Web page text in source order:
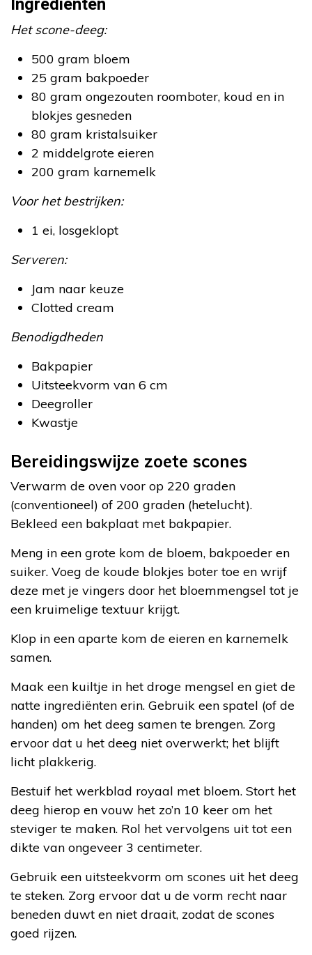
Het scone-deeg:
500 gram bloem
25 gram bakpoeder
80 gram ongezouten roomboter, koud en in
blokjes gesneden
80 gram kristalsuiker
2 middelgrote eieren
200 gram karnemelk
Voor het bestrijken:
1 ei, losgeklopt
Serveren:
Jam naar keuze
Clotted cream
Benodigdheden
Bakpapier
Uitsteekvorm van 6 cm
Deegroller
Kwastje
Bereidingswijze zoete scones
Verwarm de oven voor op 220 graden
(conventioneel) of 200 graden (hetelucht).
Bekleed een bakplaat met bakpapier.
Meng in een grote kom de bloem, bakpoeder en
suiker. Voeg de koude blokjes boter toe en wrijf
deze met je vingers door het bloemmengsel tot je
een kruimelige textuur krijgt.
Klop in een aparte kom de eieren en karnemelk
samen.
Maak een kuiltje in het droge mengsel en giet de
natte ingrediënten erin. Gebruik een spatel (of de
handen) om het deeg samen te brengen. Zorg
ervoor dat u het deeg niet overwerkt; het blijft
licht plakkerig.
Bestuif het werkblad royaal met bloem. Stort het
deeg hierop en vouw het zo’n 10 keer om het
steviger te maken. Rol het vervolgens uit tot een
dikte van ongeveer 3 centimeter.
Gebruik een uitsteekvorm om scones uit het deeg
te steken. Zorg ervoor dat u de vorm recht naar
beneden duwt en niet draait, zodat de scones
goed rijzen.